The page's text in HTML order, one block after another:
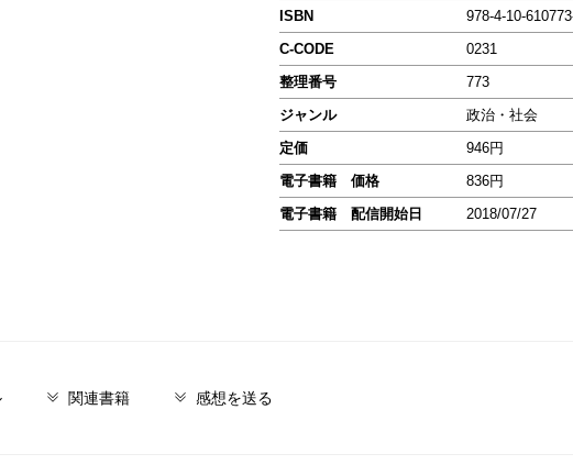
ISBN
978-4-10-
C-CODE
0231
整理番号
773
ジャンル
政治・社会
定価
946円
電子書籍 価格
836円
電子書籍 配信開始日
2018/07/27
関連書籍 感想を送る